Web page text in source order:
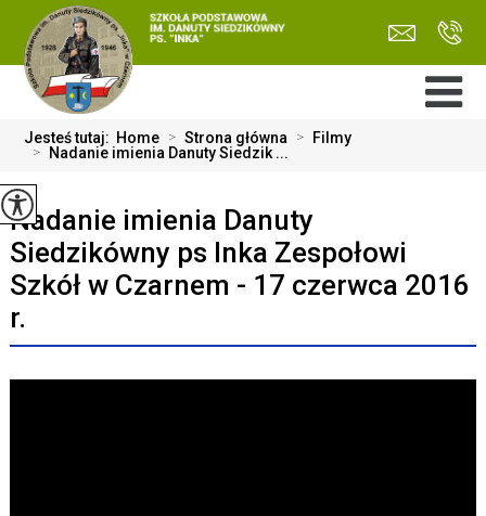
Jesteś tutaj: Home > Strona główna > Filmy
> Nadanie imienia Danuty Siedzik ...
Nadanie imienia Danuty
Siedzikówny ps Inka Zespołowi
Szkół w Czarnem - 17 czerwca 2016
r.